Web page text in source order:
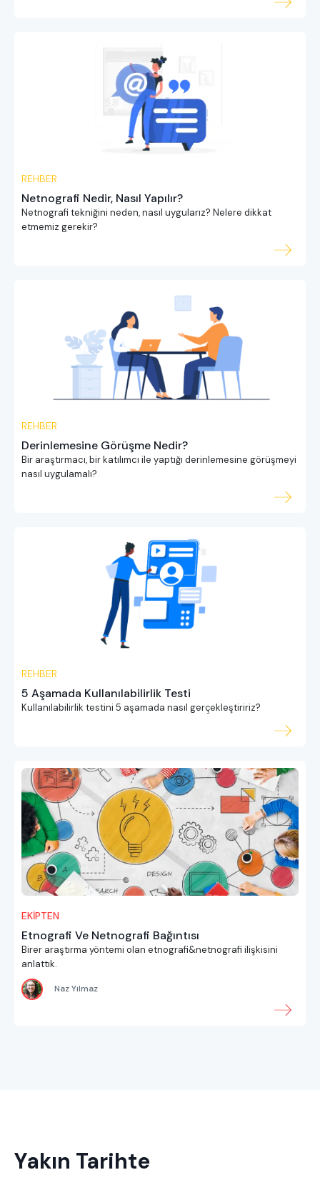
REHBER
Netnografi Nedir, Nasıl Yapılır?
Netnografi tekniğini neden, nasıl uygularız? Nelere dikkat
etmemiz gerekir?
REHBER
Derinlemesine Görüşme Nedir?
Bir araştırmacı, bir katılımcı ile yaptığı derinlemesine görüşmeyi
nasıl uygulamalı?
REHBER
5 Aşamada Kullanılabilirlik Testi
Kullanılabilirlik testini 5 aşamada nasıl gerçekleştiririz?
EKİPTEN
Etnografi Ve Netnografi Bağıntısı
Birer araştırma yöntemi olan etnografi&netnografi ilişkisini
anlattık.
Naz Yılmaz
Yakın Tarihte